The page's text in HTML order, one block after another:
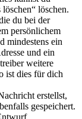
löschen.
du bei der
persönlichem
mindestens ein
und ein
weitere
ist dies für dich
erstellst,
gespeichert.